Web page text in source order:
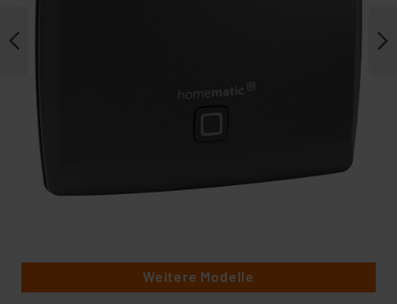
Weitere Modelle